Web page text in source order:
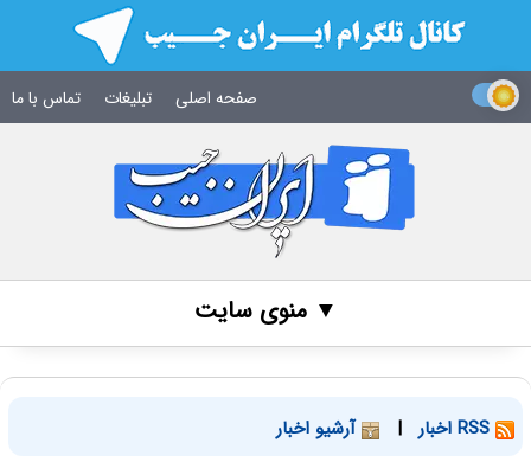
صفحه اصلی تبلیغات تماس با ما
▼ منوی سایت
| آرشیو اخبار